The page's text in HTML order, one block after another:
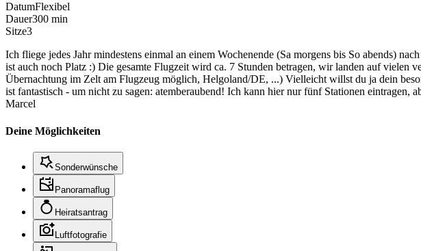
DatumFlexibel
Dauer300 min
Sitze3
Ich fliege jedes Jahr mindestens einmal an einem Wochenende (Sa morgens bis So abends)
ist auch noch Platz :) Die gesamte Flugzeit wird ca. 7 Stunden betragen, wir landen auf
Übernachtung im Zelt am Flugzeug möglich, Helgoland/DE, ...) Vielleicht willst du ja dein
ist fantastisch - um nicht zu sagen: atemberaubend! Ich kann hier nur fünf Stationen
Marcel
Deine Möglichkeiten
Sonderwünsche
Panoramaflug
Heiratsantrag
Luftfotografie